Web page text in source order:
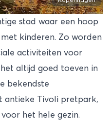
stad waar een hoop
kinderen. Zo worden
activiteiten voor
altijd goed toeven in
bekendste
antieke Tivoli pretpark,
het hele gezin.